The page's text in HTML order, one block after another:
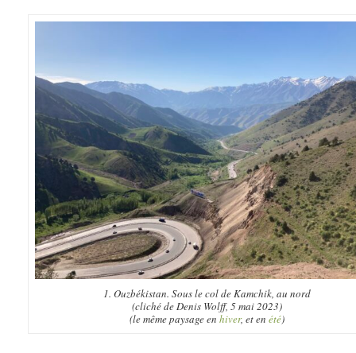
1. Ouzbékistan. Sous le col de Kamchik, au nord
(cliché de Denis Wolff, 5 mai 2023)
(le même paysage en hiver, et en été)